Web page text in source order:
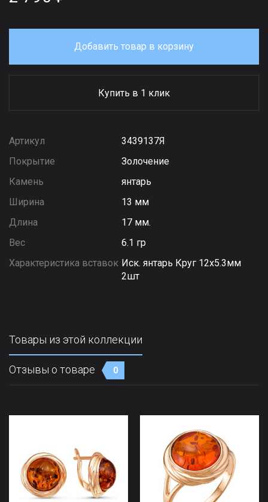
Добавить товар в корзину
Купить в 1 клик
Артикул
3439137Я
Покрытие
Золочение
Камень
янтарь
Ширина
13 мм
Длина
17 мм.
Вес
6.1 гр
Характеристика вставок Иск. янтарь Круг 12х5.3мм
2шт
Товары из этой коллекции
Отзывы о товаре 0